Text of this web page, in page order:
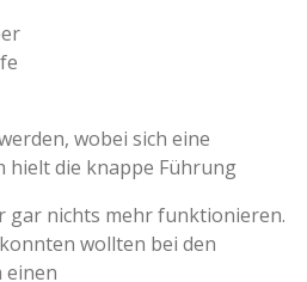
wobei sich eine
hielt die knappe Führung
gar nichts mehr funktionieren.
wollten bei den
einen